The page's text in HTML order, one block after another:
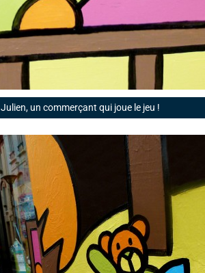
Julien, un commerçant qui joue le jeu !